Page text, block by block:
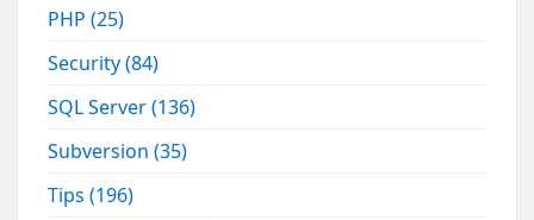
PHP(25)
Security(84)
SQL Server(136)
Subversion(35)
Tips(196)